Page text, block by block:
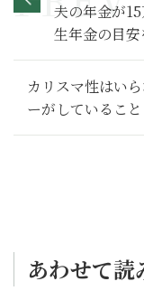
夫の年金が
生年金の目安
カリスマ性はい
ーがしているこ
あわせて読